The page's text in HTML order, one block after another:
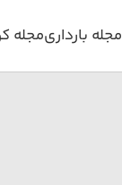
مجله بارداریمجله